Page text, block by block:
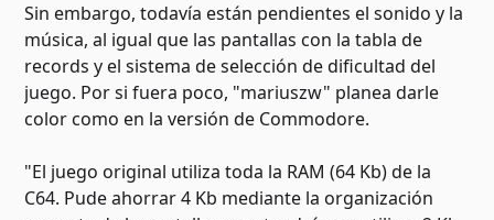
Sin embargo, todavía están pendientes el sonido y la
música, al igual que las pantallas con la tabla de
records y el sistema de selección de dificultad del
juego. Por si fuera poco, "mariuszw" planea darle
color como en la versión de Commodore.
"El juego original utiliza toda la RAM (64 Kb) de la
C64. Pude ahorrar 4 Kb mediante la organización